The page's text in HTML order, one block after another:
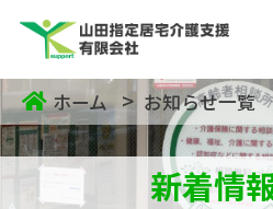
ホーム お知らせ一覧
新着情